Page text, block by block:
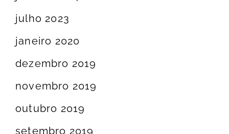
julho 2023
janeiro 2020
dezembro 2019
novembro 2019
outubro 2019
setembro 2019